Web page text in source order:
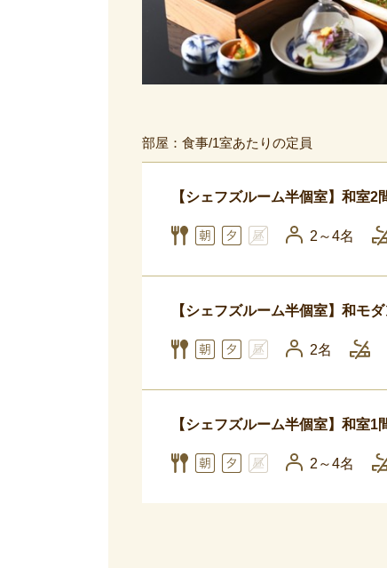
部屋：食事/1室あたりの定員
【シェフズルーム半個室】和室
2～4名
【シェフズルーム半個室】和モ
2名
【シェフズルーム半個室】和室
2～4名